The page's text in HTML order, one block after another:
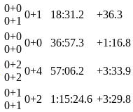
0+0
0+1
0+1 18:31.2 +36.3
0+0
0+0
0+0 36:57.3 +1:16.8
0+2
0+2
0+4 57:06.2 +3:33.9
0+1
0+1
0+2 1:15:24.6 +3:29.8